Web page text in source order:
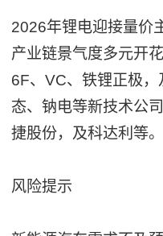
2026年锂电迎接量价
产业链景气度多元开
6F、VC、铁锂正极，
态、钠电等新技术公
捷股份，及科达利等。
风险提示